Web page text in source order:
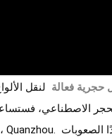
حجرية فعالة